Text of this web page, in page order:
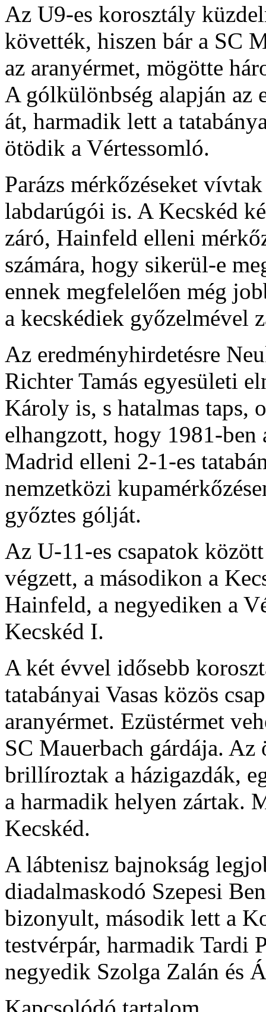
Az U9-es korosztály
követték, hiszen bár a SC
az aranyérmet, mögötte
A gólkülönbség alapján az
át, harmadik lett a
ötödik a Vértessomló.
Parázs mérkőzéseket
labdarúgói is. A Kecskéd
záró, Hainfeld elleni
számára, hogy sikerül-e
ennek megfelelően még
a kecskédiek győzelmével
Az eredményhirdetésre
Richter Tamás egyesületi
Károly is, s hatalmas taps,
elhangzott, hogy 1981-ben
Madrid elleni 2-1-es
nemzetközi
győztes gólját.
Az U-11-es csapatok
végzett, a másodikon a
Hainfeld, a negyediken a
Kecskéd I.
A két évvel idősebb
tatabányai Vasas közös
aranyérmet. Ezüstérmet
SC Mauerbach gárdája.
brillíroztak a házigazdák,
a harmadik helyen zártak.
Kecskéd.
A lábtenisz bajnokság
diadalmaskodó Szepesi
bizonyult, második lett a
testvérpár, harmadik Tardi
negyedik Szolga Zalán és